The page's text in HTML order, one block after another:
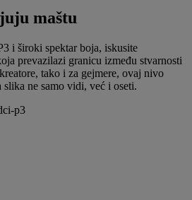
maštu
i široki spektar boja, iskusite
prevazilazi granicu između stvarnosti
tako i za gejmere, ovaj nivo
slika ne samo vidi, već i oseti.